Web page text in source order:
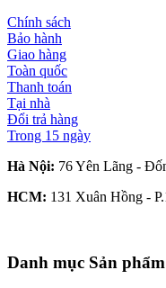
Chính sách
Bảo hành
Giao hàng
Toàn quốc
Thanh toán
Tại nhà
Đổi trả hàng
Trong 15 ngày
Hà Nội: 76 Yên Lãng -
HCM: 131 Xuân Hồng -
Danh mục Sản phẩm